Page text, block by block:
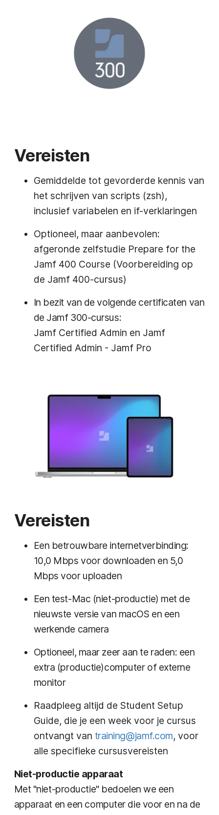
Vereisten
Gemiddelde tot gevorderde kennis van
het schrijven van scripts (zsh),
inclusief variabelen en if-verklaringen
Optioneel, maar aanbevolen:
afgeronde zelfstudie Prepare for the
Jamf 400 Course (Voorbereiding op
de Jamf 400-cursus)
In bezit van de volgende certificaten van
de Jamf 300-cursus:
Jamf Certified Admin en Jamf
Certified Admin - Jamf Pro
Vereisten
Een betrouwbare internetverbinding:
10,0 Mbps voor downloaden en 5,0
Mbps voor uploaden
Een test-Mac (niet-productie) met de
nieuwste versie van macOS en een
werkende camera
Optioneel, maar zeer aan te raden: een
extra (productie)computer of externe
monitor
Raadpleeg altijd de Student Setup
Guide, die je een week voor je cursus
ontvangt van training@jamf.com, voor
alle specifieke cursusvereisten
Niet-productie apparaat
Met "niet-productie" bedoelen we een
apparaat en een computer die voor en na de